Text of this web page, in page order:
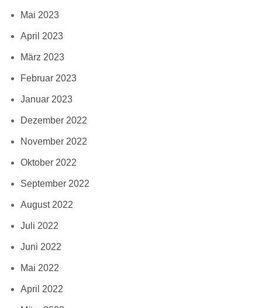
Mai 2023
April 2023
März 2023
Februar 2023
Januar 2023
Dezember 2022
November 2022
Oktober 2022
September 2022
August 2022
Juli 2022
Juni 2022
Mai 2022
April 2022